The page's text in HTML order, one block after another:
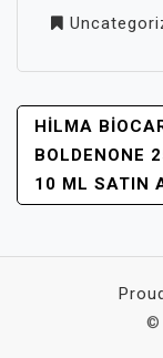
YAZI
GEZINMESI
HILMA
BOLDENONE
10 ML SATIN
©